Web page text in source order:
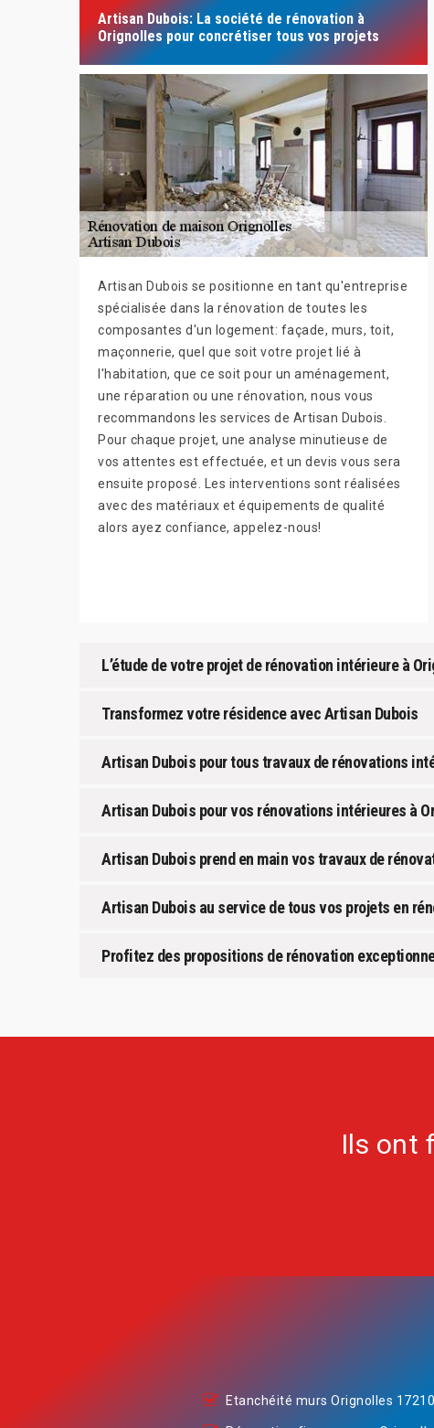
Artisan Dubois: La société de rénovation à
Orignolles pour concrétiser tous vos projets
Artisan Dubois se positionne en tant qu'entreprise
spécialisée dans la rénovation de toutes les
composantes d'un logement: façade, murs, toit,
maçonnerie, quel que soit votre projet lié à
l'habitation, que ce soit pour un aménagement,
une réparation ou une rénovation, nous vous
recommandons les services de Artisan Dubois.
Pour chaque projet, une analyse minutieuse de
vos attentes est effectuée, et un devis vous sera
ensuite proposé. Les interventions sont réalisées
avec des matériaux et équipements de qualité
alors ayez confiance, appelez-nous!
L’étude de votre projet de rénovation intérieure à
Transformez votre résidence avec Artisan Dubois
Artisan Dubois pour tous travaux de rénovations
Artisan Dubois pour vos rénovations intérieures à
Artisan Dubois prend en main vos travaux de
Artisan Dubois au service de tous vos projets en
Profitez des propositions de rénovation
Ils ont
Etanchéité murs Orignolles 17210